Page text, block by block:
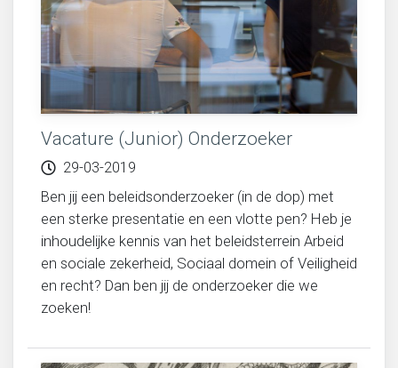
Vacature (Junior) Onderzoeker
29-03-2019
Ben jij een beleidsonderzoeker (in de dop) met
een sterke presentatie en een vlotte pen? Heb je
inhoudelijke kennis van het beleidsterrein Arbeid
en sociale zekerheid, Sociaal domein of Veiligheid
en recht? Dan ben jij de onderzoeker die we
zoeken!